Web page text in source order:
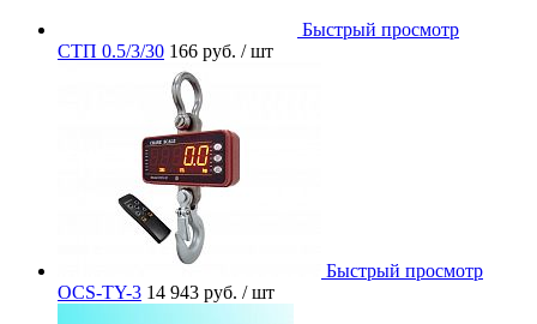
Быстрый просмотр
СТП 0.5/3/30 166 руб. / шт
Быстрый просмотр
OCS-TY-3 14 943 руб. / шт